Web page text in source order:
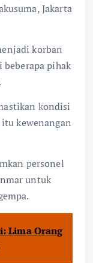
Jakarta
korban
pihak
kondisi
kewenangan
personel
untuk
Lima Orang